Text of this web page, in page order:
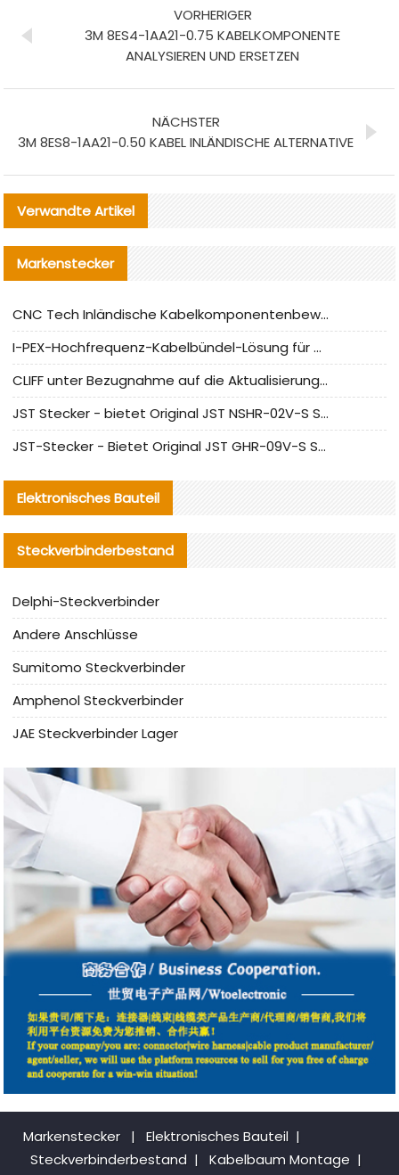
VORHERIGER
3M 8ES4-1AA21-0.75 KABELKOMPONENTE
ANALYSIEREN UND ERSETZEN
NÄCHSTER
3M 8ES8-1AA21-0.50 KABEL INLÄNDISCHE ALTERNATIVE
Verwandte Artikel
Markenstecker
CNC Tech Inländische Kabelkomponentenbewertung und Massenproduktionsanpassungsanleitung
I-PEX-Hochfrequenz-Kabelbündel-Lösung für die heimische Produktion analysiert
CLIFF unter Bezugnahme auf die Aktualisierung der chinesischen Stecker-Testnormen
JST Stecker - bietet Original JST NSHR-02V-S Stecker und Ersatzteile an
JST-Stecker - Bietet Original JST GHR-09V-S Stecker und Ersatzteile an
Elektronisches Bauteil
Steckverbinderbestand
Delphi-Steckverbinder
Andere Anschlüsse
Sumitomo Steckverbinder
Amphenol Steckverbinder
JAE Steckverbinder Lager
Markenstecker | Elektronisches Bauteil |
Steckverbinderbestand | Kabelbaum Montage |